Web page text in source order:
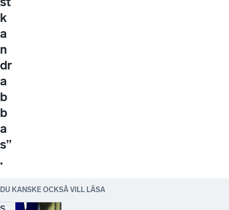
k
a
n
dr
a
b
b
a
s”
.
DU KANSKE OCKSÅ VILL LÄSA